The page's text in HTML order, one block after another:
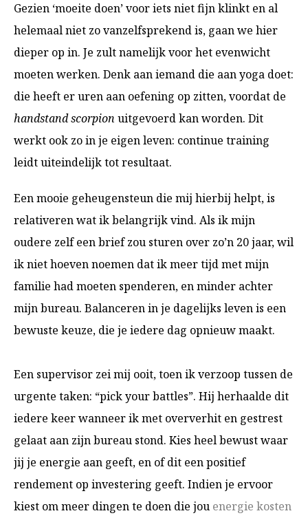
Gezien ‘moeite doen’ voor iets niet fijn klinkt en al
helemaal niet zo vanzelfsprekend is, gaan we hier
dieper op in. Je zult namelijk voor het evenwicht
moeten werken. Denk aan iemand die aan yoga doet:
die heeft er uren aan oefening op zitten, voordat de
handstand scorpion uitgevoerd kan worden. Dit
werkt ook zo in je eigen leven: continue training
leidt uiteindelijk tot resultaat.
Een mooie geheugensteun die mij hierbij helpt, is
relativeren wat ik belangrijk vind. Als ik mijn
oudere zelf een brief zou sturen over zo’n 20 jaar, wil
ik niet hoeven noemen dat ik meer tijd met mijn
familie had moeten spenderen, en minder achter
mijn bureau. Balanceren in je dagelijks leven is een
bewuste keuze, die je iedere dag opnieuw maakt.
Een supervisor zei mij ooit, toen ik verzoop tussen de
urgente taken: “pick your battles”. Hij herhaalde dit
iedere keer wanneer ik met oververhit en gestrest
gelaat aan zijn bureau stond. Kies heel bewust waar
jij je energie aan geeft, en of dit een positief
rendement op investering geeft. Indien je ervoor
kiest om meer dingen te doen die jou energie kosten